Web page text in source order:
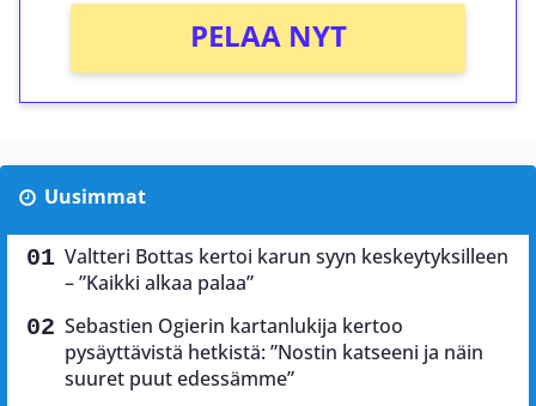
PELAA NYT
Uusimmat
Valtteri Bottas kertoi karun syyn keskeytyksilleen
– ”Kaikki alkaa palaa”
Sebastien Ogierin kartanlukija kertoo
pysäyttävistä hetkistä: ”Nostin katseeni ja näin
suuret puut edessämme”